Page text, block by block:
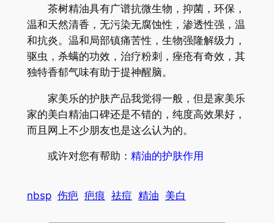
茶树精油具有广谱抗微生物，抑菌，环保，
温和天然清香，无污染无腐蚀性，渗透性强，温
和抗炎。温和局部镇痛苦性，生物强隆解级力，
驱虫，杀螨的功效，治疗粉刺，痤疮有奇效，其
独特香郁气味有助于提神醒脑。
家美乐的护肤产品我觉得一般，但是家美乐
家的美白精油口碑还是不错的，纯度高效果好，
而且网上不少朋友也是这么认为的。
或许对您有帮助： 精油的护肤作用
nbsp 伤疤 疤痕 祛痘 精油 美白